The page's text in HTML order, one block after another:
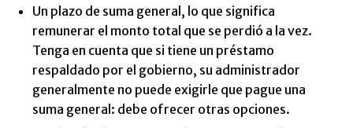
Un plazo de suma general, lo que significa
remunerar el monto total que se perdió a la vez.
Tenga en cuenta que si tiene un préstamo
respaldado por el gobierno, su administrador
generalmente no puede exigirle que pague una
suma general: debe ofrecer otras opciones.